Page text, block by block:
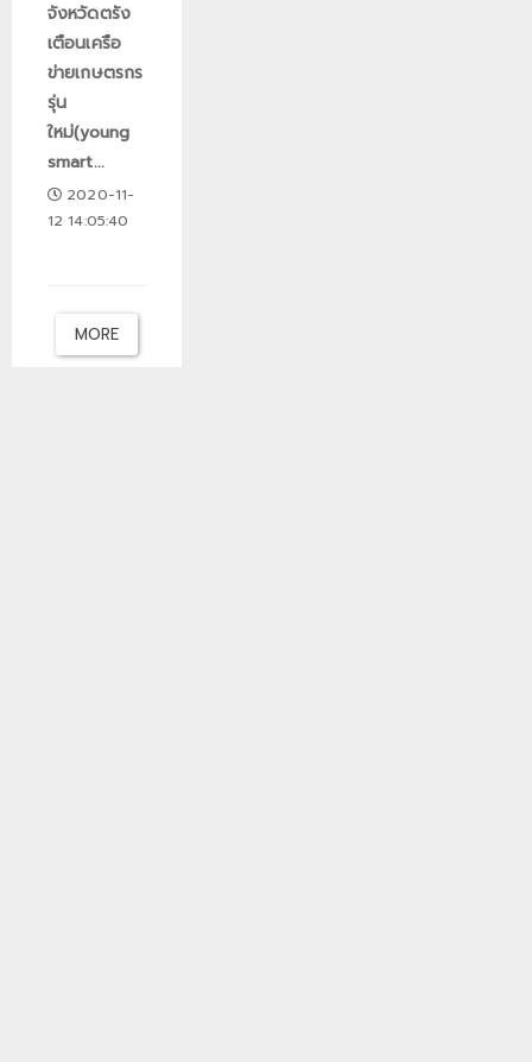
จังหวัดตรัง
เตือนเครือ
ข่ายเกษตรกร
รุ่น
ใหม่(young
smart...
2020-11-
12 14:05:40
MORE